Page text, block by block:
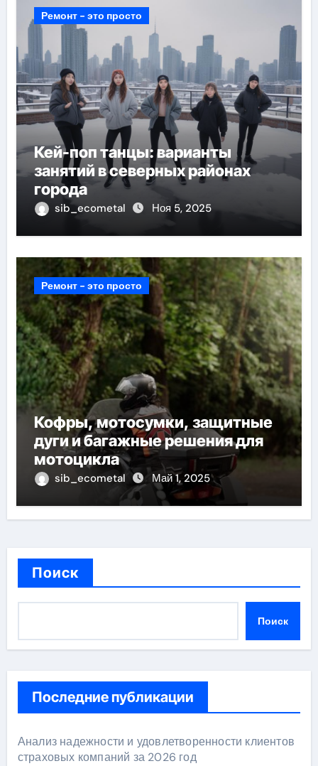
Ремонт - это просто
Кей-поп танцы: варианты
занятий в северных районах
города
sib_ecometal Ноя 5, 2025
Ремонт - это просто
Кофры, мотосумки, защитные
дуги и багажные решения для
мотоцикла
sib_ecometal Май 1, 2025
Поиск
Поиск
Последние публикации
Анализ надежности и удовлетворенности клиентов
страховых компаний за 2026 год